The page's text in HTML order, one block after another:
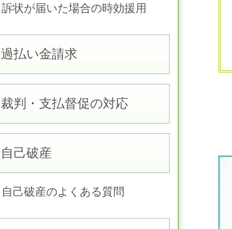
訴状が届いた場合の時効援用
過払い金請求
裁判・支払督促の対応
自己破産
自己破産のよくある質問